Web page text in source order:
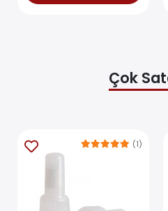
Çok
(1)